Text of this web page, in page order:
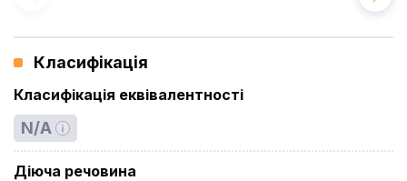
Класифікація
Класифікація еквівалентності
N/A
Діюча речовина